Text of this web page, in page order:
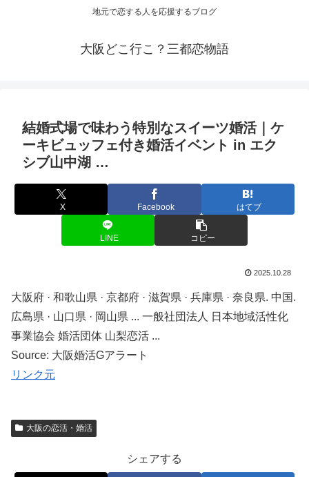
地元で恋する人を応援するブログ
大阪どこ行こ？三都恋物語
結婚式場で味わう特別なスイーツ婚活｜ケ
ーキビュッフェ付き婚活イベント in エク
シブ山中湖 …
X Facebook はてブ
LINE コピー
2025.10.28
大阪府 · 和歌山県 · 京都府 · 滋賀県 · 兵庫県 · 奈良県. 中国.
広島県 · 山口県 · 岡山県 ... 一般社団法人 日本地域活性化
事業協会 婚活団体 山梨恋活 ...
Source: 大阪婚活Gアラート
リンク元
大阪の恋活・婚活
シェアする